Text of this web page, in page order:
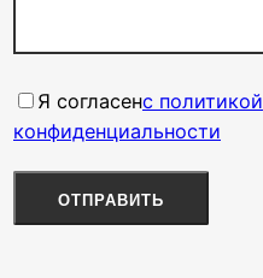
Я согласенㅤс политикой
конфиденциальности